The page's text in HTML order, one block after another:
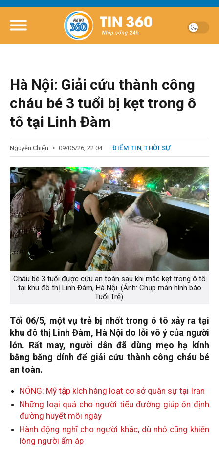
Hà Nội: Giải cứu thành công
cháu bé 3 tuổi bị kẹt trong ô
tô tại Linh Đàm
Nguyễn Chiến 09/05/26, 22:04 ĐIỂM TIN, THỜI SỰ
Cháu bé 3 tuổi được cứu an toàn sau khi mắc kẹt trong ô tô
tại khu đô thị Linh Đàm, Hà Nội. (Ảnh: Chụp màn hình báo
Tuổi Trẻ).
Tối 06/5, một vụ trẻ bị nhốt trong ô tô xảy ra tại
khu đô thị Linh Đàm, Hà Nội do lỗi vô ý của người
lớn. Rất may, người dân đã dùng mẹo hạ kính
bằng băng dính để giải cứu thành công cháu bé
an toàn.
NÓNG: Mỹ tập kích hàng loạt cơ sở quân sự tại Iran
Những loại quả cho người tiểu đường giúp ổn định
đường huyết mỗi ngày
Hành động nghĩ cho người khác, dù nhỏ cũng khiến
lòng người ấm áp